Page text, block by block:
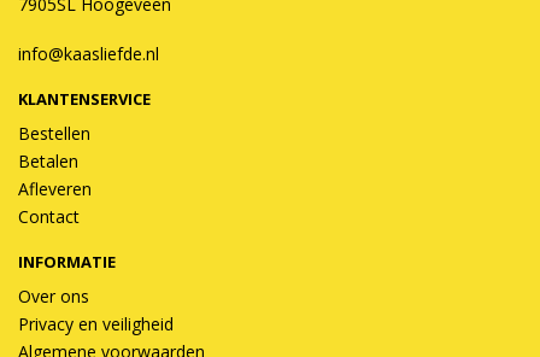
7905SL Hoogeveen
info@kaasliefde.nl
KLANTENSERVICE
Bestellen
Betalen
Afleveren
Contact
INFORMATIE
Over ons
Privacy en veiligheid
Algemene voorwaarden